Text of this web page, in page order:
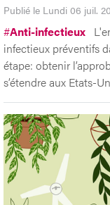
Publié le Lundi 06 juil.
#Anti-infectieux
infectieux préventifs
étape: obtenir
s’étendre aux Etats-